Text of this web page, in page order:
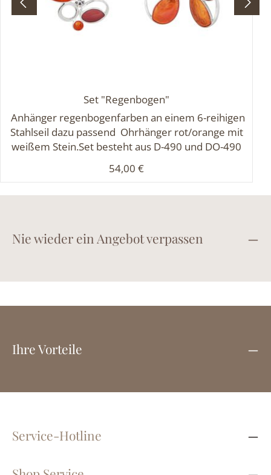
Set "Regenbogen"
Anhänger regenbogenfarben an einem 6-reihigen
Stahlseil dazu passend Ohrhänger rot/orange mit
weißem Stein.Set besteht aus D-490 und DO-490
Regulärer Preis:
54,00 €
Nie wieder ein Angebot verpassen
Ihre Vorteile
Service-Hotline